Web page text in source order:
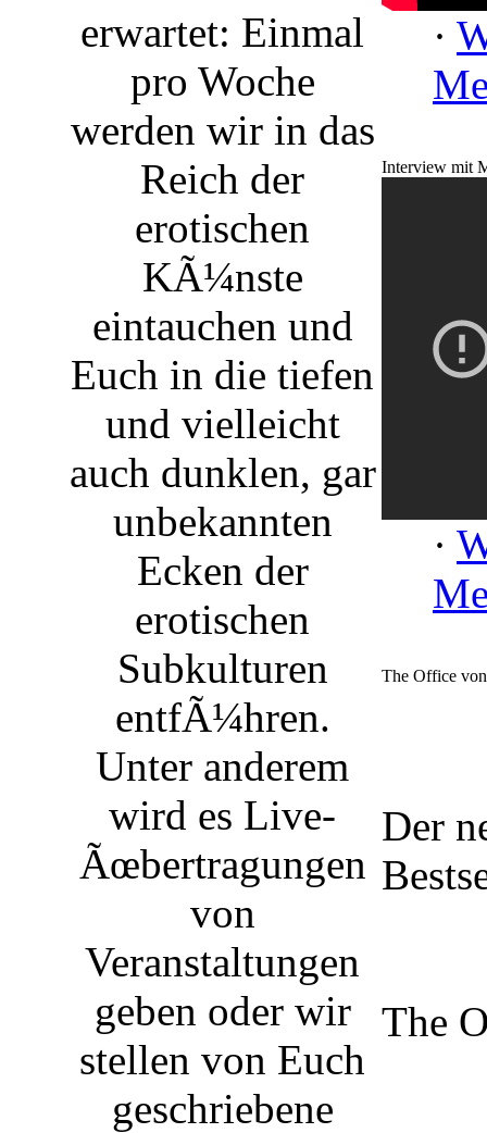
erwartet: Einmal
pro Woche
werden wir in das
Reich der
erotischen
KÃ¼nste
eintauchen und
Euch in die tiefen
und vielleicht
auch dunklen, gar
unbekannten
Ecken der
erotischen
Subkulturen
entfÃ¼hren.
Unter anderem
wird es Live-
Ãœbertragungen
von
Veranstaltungen
geben oder wir
stellen von Euch
geschriebene
·
Interview mit
·
The Office
Der
The